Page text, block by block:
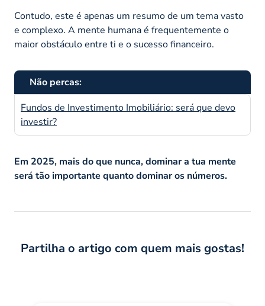
Contudo, este é apenas um resumo de um tema vasto
e complexo. A mente humana é frequentemente o
maior obstáculo entre ti e o sucesso financeiro.
Não percas:
Fundos de Investimento Imobiliário: será que devo
investir?
Em 2025, mais do que nunca, dominar a tua mente
será tão importante quanto dominar os números.
Partilha o artigo com quem mais gostas!